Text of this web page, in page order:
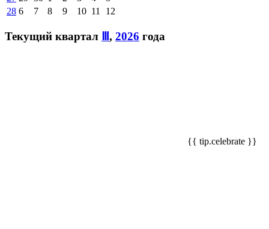
28 6 7 8 9 10 11 12
Текущий квартал , 2026 года
{{ tip.celebrate }}